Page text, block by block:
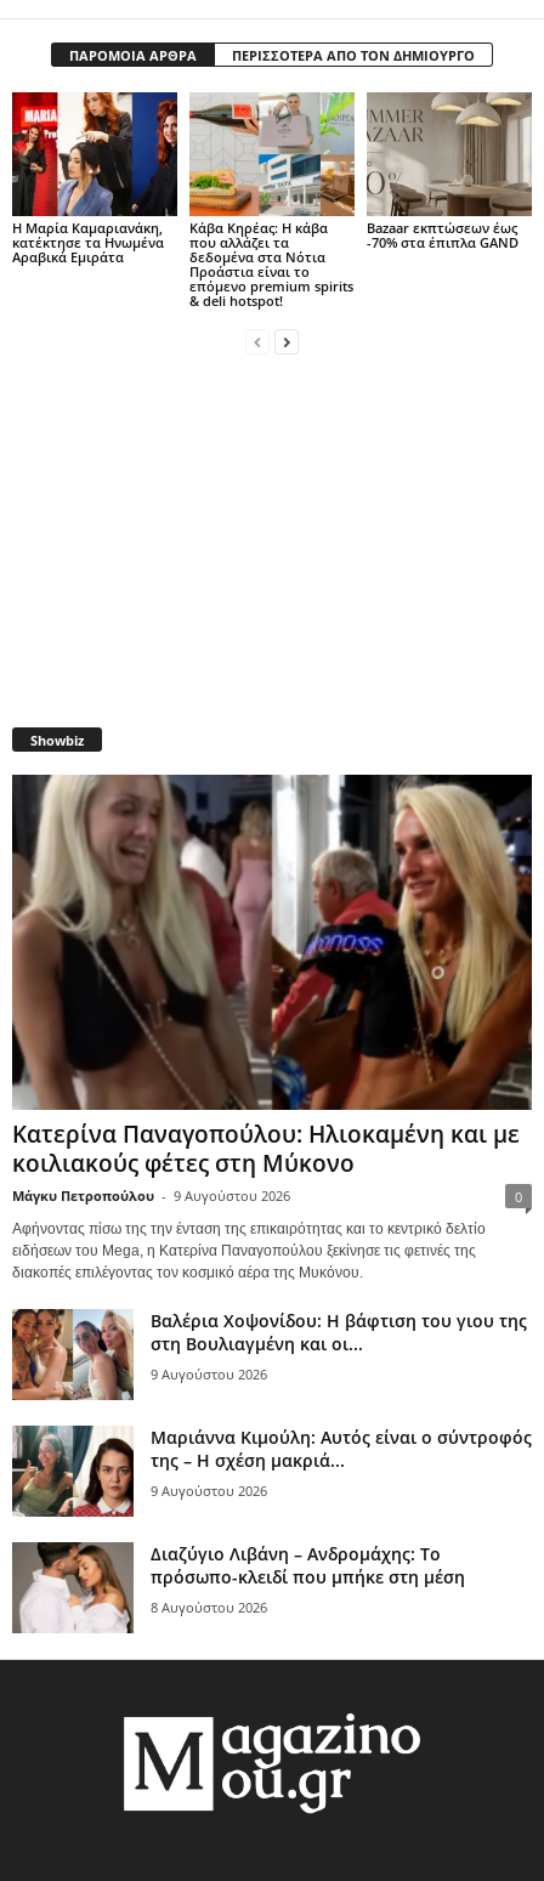
ΠΑΡΟΜΟΙΑ ΑΡΘΡΑ ΠΕΡΙΣΣΟΤΕΡΑ ΑΠΟ ΤΟΝ ΔΗΜΙΟΥΡΓΟ
Η Μαρία Καμαριανάκη,
κατέκτησε τα Ηνωμένα
Αραβικά Εμιράτα
Κάβα Κηρέας: Η κάβα
που αλλάζει τα
δεδομένα στα Νότια
Προάστια είναι το
επόμενο premium spirits
& deli hotspot!
Bazaar εκπτώσεων έως
-70% στα έπιπλα GAND
Showbiz
Κατερίνα Παναγοπούλου: Ηλιοκαμένη και με
κοιλιακούς φέτες στη Μύκονο
Μάγκυ Πετροπούλου - 9 Αυγούστου 2026 0
Αφήνοντας πίσω της την ένταση της επικαιρότητας και το κεντρικό δελτίο
ειδήσεων του Mega, η Κατερίνα Παναγοπούλου ξεκίνησε τις φετινές της
διακοπές επιλέγοντας τον κοσμικό αέρα της Μυκόνου.
Βαλέρια Χοψονίδου: Η βάφτιση του γιου της
στη Βουλιαγμένη και οι...
9 Αυγούστου 2026
Μαριάννα Κιμούλη: Αυτός είναι ο σύντροφός
της – Η σχέση μακριά...
9 Αυγούστου 2026
Διαζύγιο Λιβάνη – Ανδρομάχης: Το
πρόσωπο-κλειδί που μπήκε στη μέση
8 Αυγούστου 2026